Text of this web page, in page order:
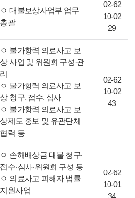
ㅇ 대불보상사업부 업무
총괄
02-62
10-02
29
ㅇ 불가항력 의료사고 보
상 사업 및 위원회 구성·관
리
ㅇ 불가항력 의료사고 보
상 청구, 접수, 심사
ㅇ 불가항력 의료사고 보
상제도 홍보 및 유관단체
협력 등
02-62
10-02
43
ㅇ 손해배상금 대불 청구·
접수·심사·위원회 구성 등
ㅇ 의료사고 피해자 법률
지원사업
02-62
10-01
34